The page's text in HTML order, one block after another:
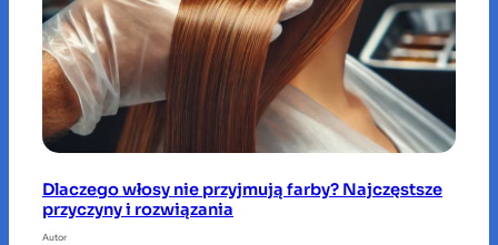
Dlaczego włosy nie przyjmują farby? Najczęstsze
przyczyny i rozwiązania
Autor